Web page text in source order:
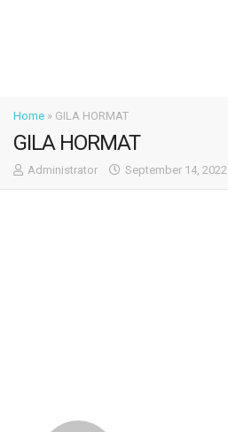
Home » GILA HORMAT
GILA HORMAT
Administrator September 14, 2022